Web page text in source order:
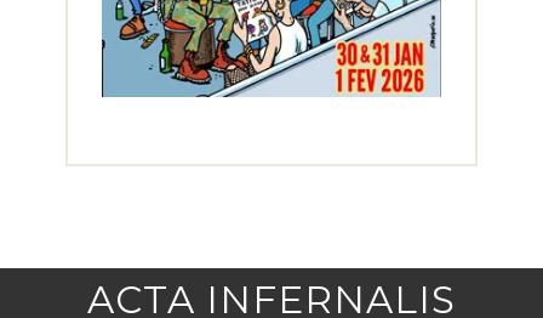
ACTA INFERNALIS